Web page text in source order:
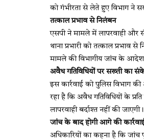
को गंभीरता से लेते हुए विभाग ने
तत्काल प्रभाव से निलंबन
एसपी ने मामले में लापरवाही और
थाना प्रभारी को तत्काल प्रभाव से
मामले की विभागीय जांच के आदेश
अवैध गतिविधियों पर सख्ती का
इस कार्रवाई को पुलिस विभाग
रहा है कि अवैध गतिविधियों के
लापरवाही बर्दाश्त नहीं की जाएगी।
जांच के बाद होगी आगे की
अधिकारियों का कहना है कि जांच